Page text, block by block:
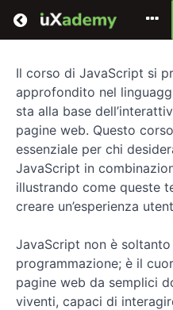
Return to all courses
Corso
di
sviluppo
Front-
End
con
Java
Script
Il corso di JavaScript si
approfondito nel
sta alla base
pagine web. Questo
essenziale per chi
JavaScript in
illustrando come queste
creare un’esperienza
JavaScript non è
programmazione; è il
pagine web da semplici
viventi, capaci di